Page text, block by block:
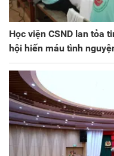
Học viện CSND lan tỏa
hội hiến máu tình